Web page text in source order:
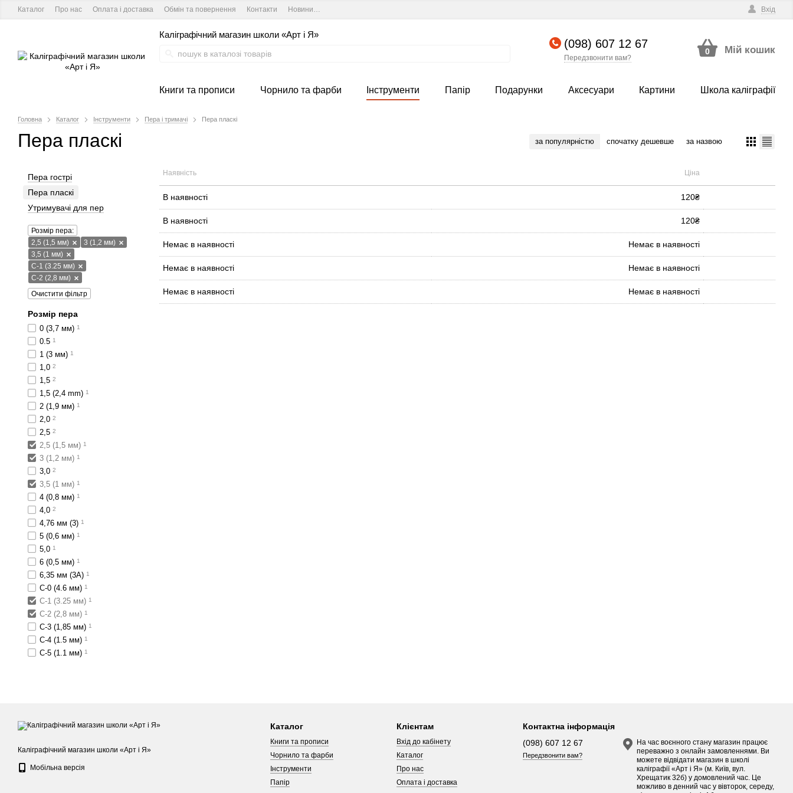
Каталог Про нас Оплата і доставка Обмін та повернення Контакти Новини та курси студії Вхід
Каліграфічний магазин школи «Арт і Я»
(098) 607 12 67
Передзвонити вам?
0 Мій кошик
Книги та прописи Чорнило та фарби Інструменти Папір Подарунки Аксесуари Картини Школа каліграфії
Головна Каталог Інструменти Пера і тримачі Пера пласкі
Пера пласкі за популярністю спочатку дешевше за назвою
Наявність Ціна
В наявності 120₴
В наявності 120₴
Немає в наявності Немає в наявності
Немає в наявності Немає в наявності
Немає в наявності Немає в наявності
Пера гострі
Пера пласкі
Утримувачі для пер
Розмір пера:
2,5 (1,5 мм)
3 (1,2 мм)
3,5 (1 мм)
C-1 (3.25 мм)
C-2 (2,8 мм)
Очистити фільтр
Розмір пера
0 (3,7 мм) 1
0.5 1
1 (3 мм) 1
1,0 2
1,5 2
1,5 (2,4 mm) 1
2 (1,9 мм) 1
2,0 2
2,5 2
2,5 (1,5 мм) 1
3 (1,2 мм) 1
3,0 2
3,5 (1 мм) 1
4 (0,8 мм) 1
4,0 2
4,76 мм (3) 1
5 (0,6 мм) 1
5,0 1
6 (0,5 мм) 1
6,35 мм (3А) 1
C-0 (4.6 мм) 1
C-1 (3.25 мм) 1
C-2 (2,8 мм) 1
C-3 (1,85 мм) 1
C-4 (1.5 мм) 1
C-5 (1.1 мм) 1
Каліграфічний магазин школи «Арт і Я»
Мобільна версія
Каталог
Книги та прописи
Чорнило та фарби
Інструменти
Папір
Клієнтам
Вхід до кабінету
Каталог
Про нас
Оплата і доставка
Контактна інформація
(098) 607 12 67
Передзвонити вам?
На час воєнного стану магазин працює
переважно з онлайн замовленнями. Ви
можете відвідати магазин в школі
каліграфії «Арт і Я» (м. Київ, вул.
Хрещатик 32б) у домовлений час. Це
можливо в денний час у вівторок, середу,